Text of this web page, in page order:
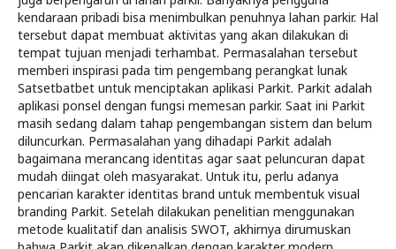
kendaraan pribadi bisa menimbulkan penuhnya lahan parkir. Hal
tersebut dapat membuat aktivitas yang akan dilakukan di
tempat tujuan menjadi terhambat. Permasalahan tersebut
memberi inspirasi pada tim pengembang perangkat lunak
Satsetbatbet untuk menciptakan aplikasi Parkit. Parkit adalah
aplikasi ponsel dengan fungsi memesan parkir. Saat ini Parkit
masih sedang dalam tahap pengembangan sistem dan belum
diluncurkan. Permasalahan yang dihadapi Parkit adalah
bagaimana merancang identitas agar saat peluncuran dapat
mudah diingat oleh masyarakat. Untuk itu, perlu adanya
pencarian karakter identitas brand untuk membentuk visual
branding Parkit. Setelah dilakukan penelitian menggunakan
metode kualitatif dan analisis SWOT, akhirnya dirumuskan